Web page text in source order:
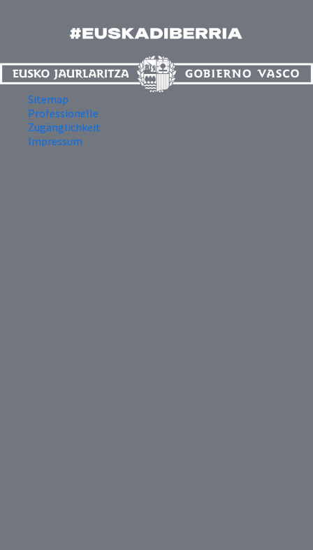
Sitemap
Professionelle
Zugänglichkeit
Impressum